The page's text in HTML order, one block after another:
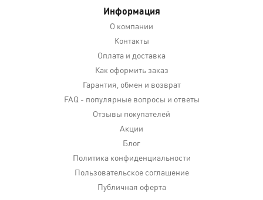
Информация
О компании
Контакты
Оплата и доставка
Как оформить заказ
Гарантия, обмен и возврат
FAQ - популярные вопросы и ответы
Отзывы покупателей
Акции
Блог
Политика конфиденциальности
Пользовательское соглашение
Публичная оферта